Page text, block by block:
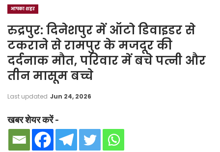
आपका शहर
रुद्रपुर: दिनेशपुर में ऑटो डिवाइडर से
टकराने से रामपुर के मजदूर की
दर्दनाक मौत, परिवार में बचे पत्नी और
तीन मासूम बच्चे
Last updated Jun 24, 2026
खबर शेयर करें -